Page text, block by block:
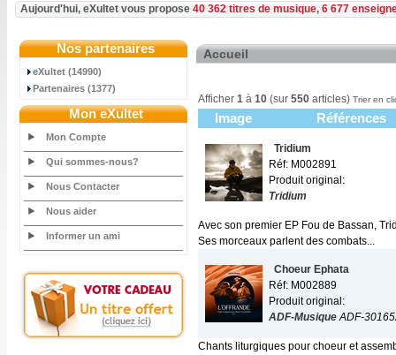
Aujourd'hui, eXultet vous propose 40 362 titres de musique, 6 677
Nos partenaires
eXultet (14990)
Partenaires (1377)
Mon eXultet
Mon Compte
Qui sommes-nous?
Nous Contacter
Nous aider
Informer un ami
Accueil
Afficher 1 à 10 (sur 550 articles) Trier en
Image Références
Tridium
Réf: M002891
Produit original:
Tridium
Avec son premier EP Fou de Bassan,
Ses morceaux parlent des combats...
Choeur Ephata
Réf: M002889
Produit original:
ADF-MusiqueADF-
Chants liturgiques pour choeur et